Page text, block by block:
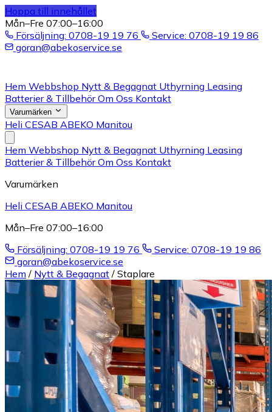
Hoppa till innehållet
Mån–Fre 07:00–16:00
Försäljning: 0708-19 19 76
Service: 0708-19 19 86
goran@abekoservice.se
Hem Webbshop Nytt & Begagnat Uthyrning Leasing
Batterier & TillbehörOm Oss Kontakt
Varumärken
Heli CESAB ABEKO Manitou
Hem Webbshop Nytt & Begagnat Uthyrning Leasing
Batterier & TillbehörOm Oss Kontakt
Varumärken
Heli CESAB ABEKO Manitou
Mån–Fre 07:00–16:00
Försäljning: 0708-19 19 76
Service: 0708-19 19 86
goran@abekoservice.se
Hem / Nytt & Begagnat / Staplare